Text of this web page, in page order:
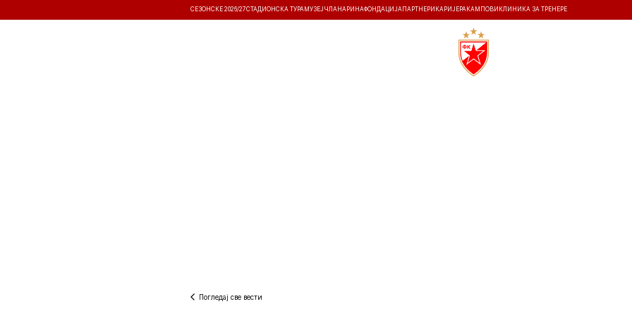
СЕЗОНСКЕ 2026/27СТАДИОНСКА ТУРА МУЗЕЈ ЧЛАНАРИНАФОНДАЦИЈА ПАРТНЕРИ КАРИЈЕРА КАМПОВИ КЛИНИКА ЗА ТРЕНЕРЕ
Погледај све вести